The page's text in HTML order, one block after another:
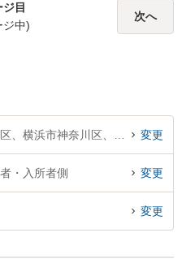
にご相談くださ
目
ジ中)
次へ
変更
・入所者側 変更
変更